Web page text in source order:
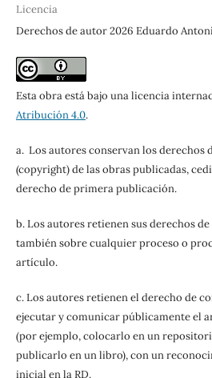
Licencia
Derechos de autor 2026 Eduardo
Esta obra está bajo una licencia
Atribución 4.0.
a. Los autores conservan los derechos
(copyright) de las obras publicadas,
derecho de primera publicación.
b. Los autores retienen sus derechos
también sobre cualquier proceso o
artículo.
c. Los autores retienen el derecho de
ejecutar y comunicar públicamente el
(por ejemplo, colocarlo en un
publicarlo en un libro), con un
inicial en la RD.